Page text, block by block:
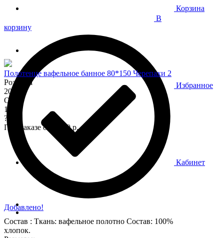
В
корзину
Добавлено!
Состав : Ткань: вафельное полотно Состав: 100%
хлопок.
Полотенце вафельное банное 80*150 Черепахи 2
Розница
200
Опт
170
?
При заказе от 7 000 р.
Корзина
Избранное
Кабинет